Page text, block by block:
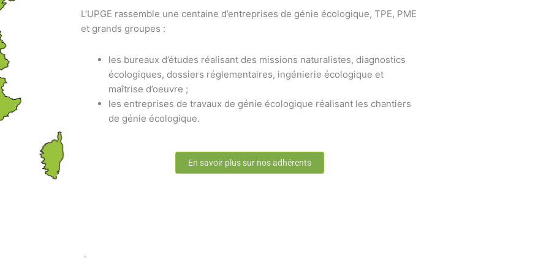
L’UPGE rassemble une centaine d’entreprises de génie écologique, TPE, PME
et grands groupes :
les bureaux d’études réalisant des missions naturalistes, diagnostics
écologiques, dossiers réglementaires, ingénierie écologique et
maîtrise d’oeuvre ;
les entreprises de travaux de génie écologique réalisant les chantiers
de génie écologique.
En savoir plus sur nos adhérents